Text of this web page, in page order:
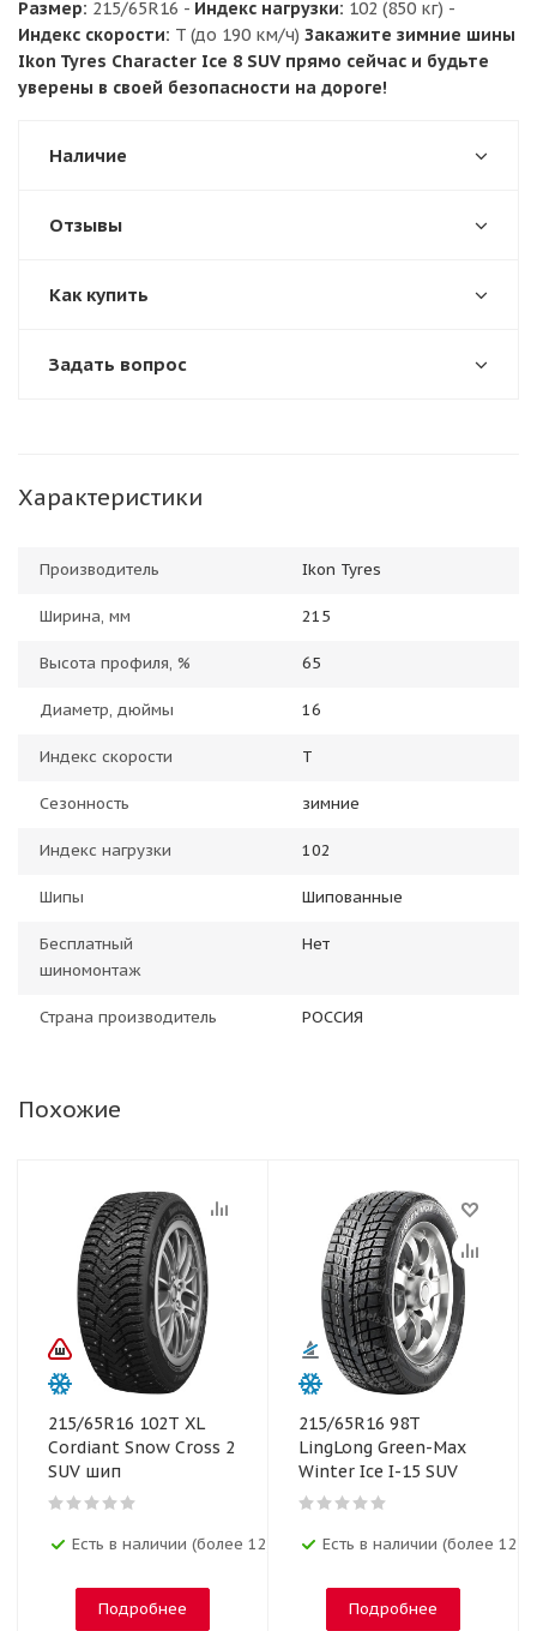
Размер: 215/65R16 - Индекс нагрузки: 102 (850 кг) -
Индекс скорости: T (до 190 км/ч) Закажите зимние шины
Ikon Tyres Character Ice 8 SUV прямо сейчас и будьте
уверены в своей безопасности на дороге!
Наличие
Отзывы
Как купить
Задать вопрос
Характеристики
Производитель Ikon Tyres
Ширина, мм 215
Высота профиля, % 65
Диаметр, дюймы 16
Индекс скорости T
Сезонность зимние
Индекс нагрузки 102
Шипы Шипованные
Бесплатный
шиномонтаж
Нет
Страна производитель РОССИЯ
Похожие
215/65R16 102T XL
Cordiant Snow Cross 2
SUV шип
Есть в наличии (более 12)
Подробнее
215/65R16 98T
LingLong Green-Max
Winter Ice I-15 SUV
Есть в наличии (более 12)
Подробнее